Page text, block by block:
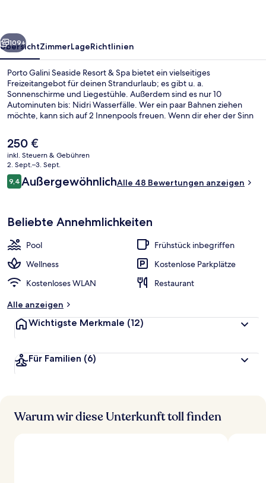
Weiter
109+
ÜbersichtZimmerLageRichtlinien
Porto Galini Seaside Resort & Spa bietet ein vielseitiges
Freizeitangebot für deinen Strandurlaub; es gibt u. a.
Sonnenschirme und Liegestühle. Außerdem sind es nur 10
Autominuten bis: Nidri Wasserfälle. Wer ein paar Bahnen ziehen
möchte, kann sich auf 2 Innenpools freuen. Wenn dir eher der Sinn
Massagen, Gesichtsbehandlungen und Maniküre und Pediküre
verwöhnen lassen. Asterias ist zum Frühstück und Abendessen
geöffnet. Dank Bar vor Ort kannst du den Tag gemütlich ausklingen
lassen. Weitere Highlights wie ein kostenloser Kinderclub, eine
Poolbar und Fitnessmöglichkeiten sprechen für dieses Hotel im
luxuriösen Stil.
Der
aktuelle
Preis
beträgt
250 €.
250 €
inkl. Steuern & Gebühren
2. Sept.–3. Sept.
Bewertungen
9,49,4 von 10.
AußergewöhnlichAlle 48 Bewertungen anzeigen
Beliebte Annehmlichkeiten
Pool
Frühstück inbegriffen
Wellness
Kostenlose Parkplätze
Kostenloses WLAN
Restaurant
Alle anzeigen
Wichtigste Merkmale (12)
Für Familien (6)
Warum wir diese Unterkunft toll finden